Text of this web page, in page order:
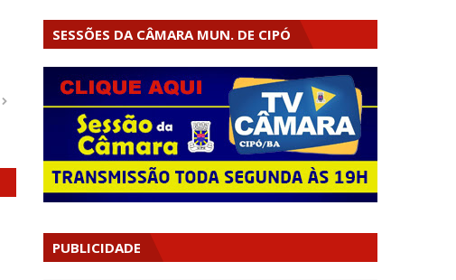
SESSÕES DA CÂMARA MUN. DE CIPÓ
PUBLICIDADE